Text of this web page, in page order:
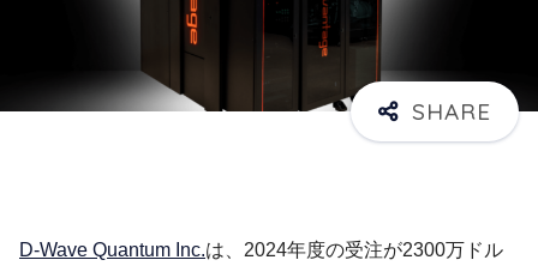
D-Wave Quantum Inc.は、2024年度の受注が2300万ドル